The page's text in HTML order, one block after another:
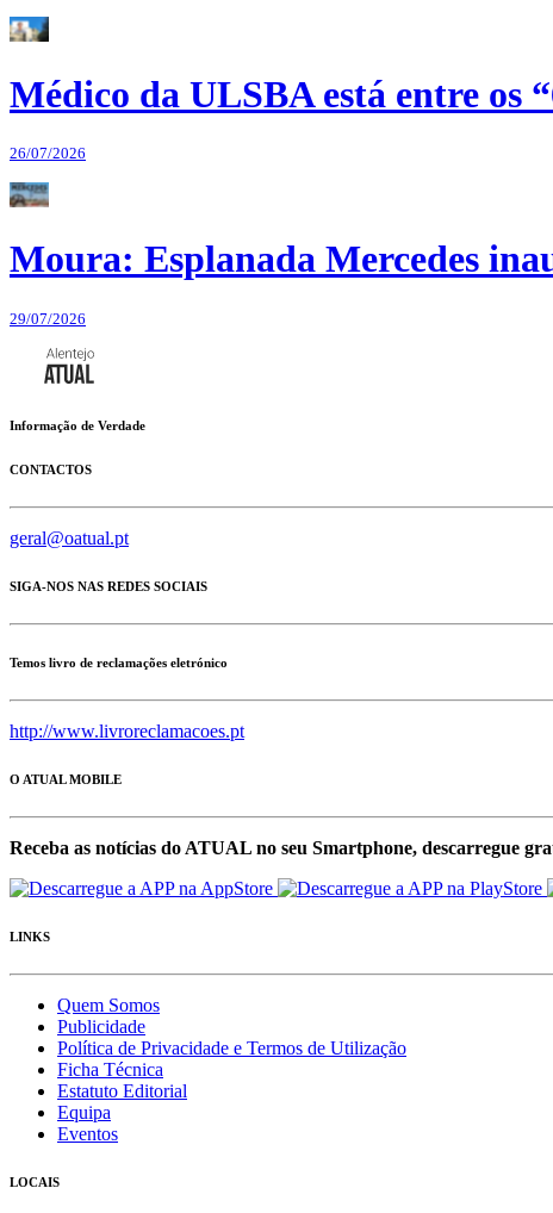
Médico da ULSBA está entre os
26/07/2026
Moura: Esplanada Mercedes
29/07/2026
Informação de Verdade
CONTACTOS
geral@oatual.pt
SIGA-NOS NAS REDES SOCIAIS
Temos livro de reclamações eletrónico
http://www.livroreclamacoes.pt
O ATUAL MOBILE
Receba as notícias do ATUAL no seu Smartphone, descarregue
LINKS
Quem Somos
Publicidade
Política de Privacidade e Termos de Utilização
Ficha Técnica
Estatuto Editorial
Equipa
Eventos
LOCAIS